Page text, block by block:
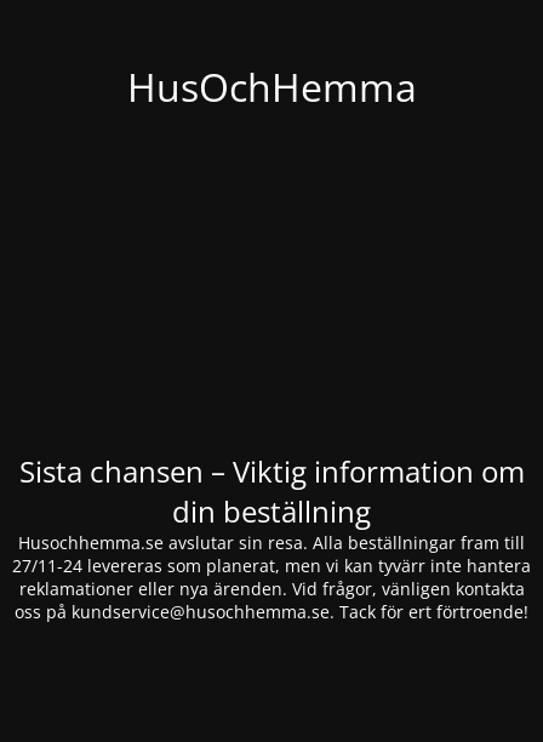
HusOchHemma
Sista chansen – Viktig information om
din beställning
Husochhemma.se avslutar sin resa. Alla beställningar fram till
27/11-24 levereras som planerat, men vi kan tyvärr inte hantera
reklamationer eller nya ärenden. Vid frågor, vänligen kontakta
oss på kundservice@husochhemma.se. Tack för ert förtroende!